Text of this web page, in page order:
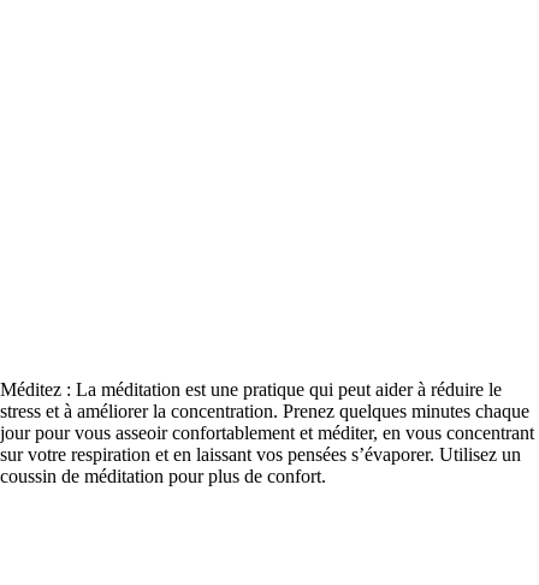
Méditez : La méditation est une pratique qui peut aider à réduire le
stress et à améliorer la concentration. Prenez quelques minutes chaque
jour pour vous asseoir confortablement et méditer, en vous concentrant
sur votre respiration et en laissant vos pensées s’évaporer. Utilisez un
coussin de méditation pour plus de confort.